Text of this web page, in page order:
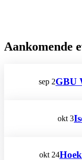
Aankomende
sep 2GBU
okt 3
okt 24